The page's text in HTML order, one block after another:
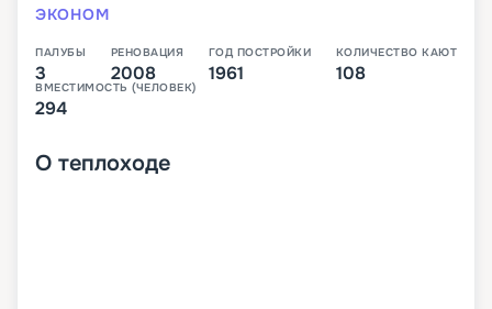
ЭКОНОМ
ПАЛУБЫ
3
РЕНОВАЦИЯ
2008
ГОД ПОСТРОЙКИ
1961
КОЛИЧЕСТВО КАЮТ
108
ВМЕСТИМОСТЬ (ЧЕЛОВЕК)
294
О теплоходе